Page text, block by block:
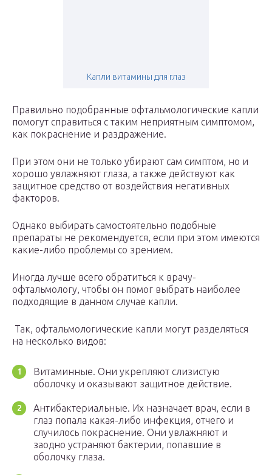
Капли витамины для глаз
Правильно подобранные офтальмологические капли
помогут справиться с таким неприятным симптомом,
как покраснение и раздражение.
При этом они не только убирают сам симптом, но и
хорошо увлажняют глаза, а также действуют как
защитное средство от воздействия негативных
факторов.
Однако выбирать самостоятельно подобные
препараты не рекомендуется, если при этом имеются
какие-либо проблемы со зрением.
Иногда лучше всего обратиться к врачу-
офтальмологу, чтобы он помог выбрать наиболее
подходящие в данном случае капли.
Так, офтальмологические капли могут разделяться
на несколько видов:
Витаминные. Они укрепляют слизистую
оболочку и оказывают защитное действие.
Антибактериальные. Их назначает врач, если в
глаз попала какая-либо инфекция, отчего и
случилось покраснение. Они увлажняют и
заодно устраняют бактерии, попавшие в
оболочку глаза.